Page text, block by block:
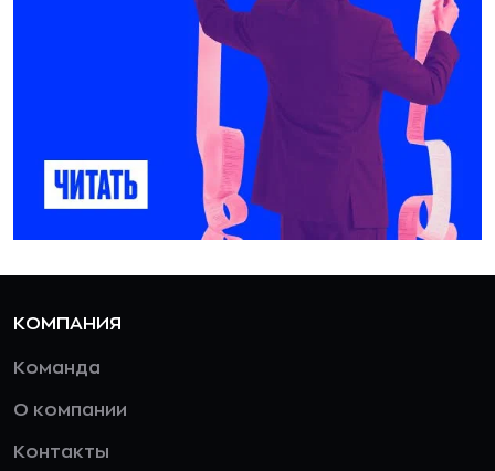
КОМПАНИЯ
Команда
О компании
Контакты